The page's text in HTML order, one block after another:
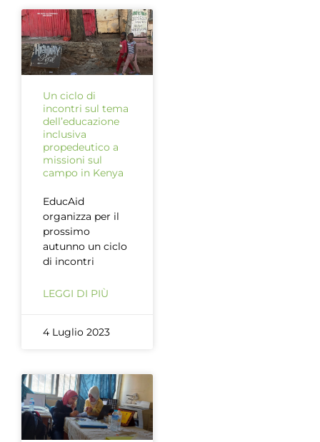
Un ciclo di
incontri sul tema
dell’educazione
inclusiva
propedeutico a
missioni sul
campo in Kenya
EducAid
organizza per il
prossimo
autunno un ciclo
di incontri
LEGGI DI PIÙ
4 Luglio 2023